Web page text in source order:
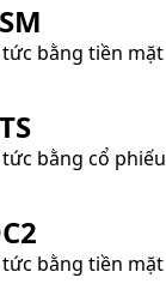
tức bằng tiền mặt
bằng cổ phiếu
tức bằng tiền mặt